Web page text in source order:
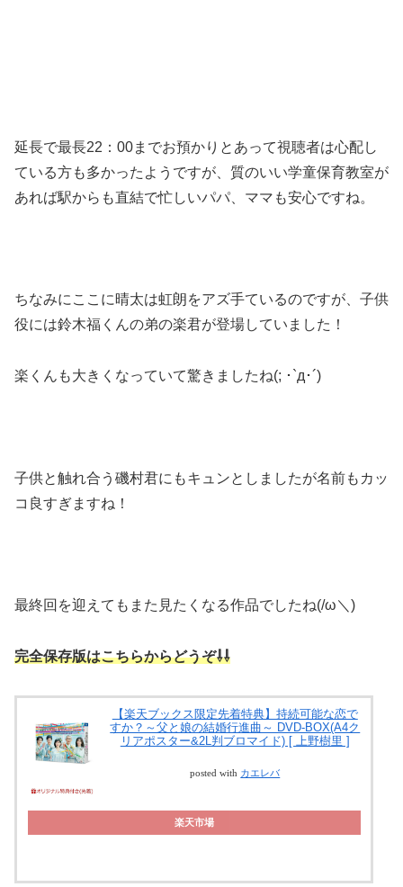
延長で最長22：00までお預かりとあって視聴者は心配し
ている方も多かったようですが、質のいい学童保育教室が
あれば駅からも直結で忙しいパパ、ママも安心ですね。
ちなみにここに晴太は虹朗をアズ手ているのですが、子供
役には鈴木福くんの弟の楽君が登場していました！
楽くんも大きくなっていて驚きましたね(; ･`д･´)
子供と触れ合う磯村君にもキュンとしましたが名前もカッ
コ良すぎますね！
最終回を迎えてもまた見たくなる作品でしたね(/ω＼)
完全保存版はこちらからどうぞ⇩⇩
【楽天ブックス限定先着特典】持続可能な恋で
すか？～父と娘の結婚行進曲～ DVD-BOX(A4ク
リアポスター&2L判ブロマイド) [ 上野樹里 ]
posted with カエレバ
楽天市場